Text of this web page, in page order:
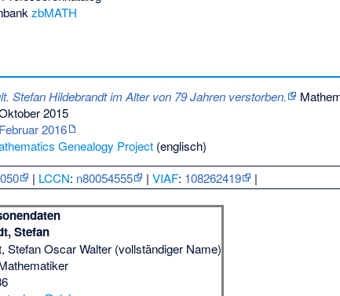
zbMATH
Stefan Hildebrandt im Alter von 79 Jahren verstorben.
2015
2016
Genealogy Project (englisch)
| LCCN: n80054555 |VIAF: 108262419 |
Stefan
Stefan Oscar Walter (vollständiger Name)